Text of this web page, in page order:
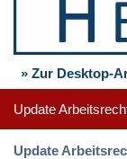
» Zur Desktop-
Update
Update